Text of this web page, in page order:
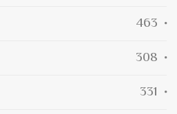
463
308
331